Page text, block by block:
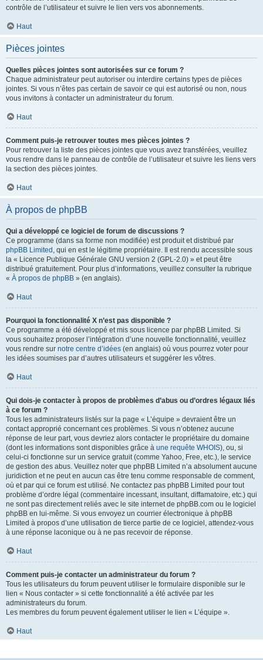
contrôle de l’utilisateur et suivre le lien vers vos abonnements.
Haut
Pièces jointes
Quelles pièces jointes sont autorisées sur ce forum ?
Chaque administrateur peut autoriser ou interdire certains types de pièces
jointes. Si vous n’êtes pas certain de savoir ce qui est autorisé ou non, nous
vous invitons à contacter un administrateur du forum.
Haut
Comment puis-je retrouver toutes mes pièces jointes ?
Pour retrouver la liste des pièces jointes que vous avez transférées, veuillez
vous rendre dans le panneau de contrôle de l’utilisateur et suivre les liens vers
la section des pièces jointes.
Haut
À propos de phpBB
Qui a développé ce logiciel de forum de discussions ?
Ce programme (dans sa forme non modifiée) est produit et distribué par
phpBB Limited , qui en est le légitime propriétaire. Il est rendu accessible sous
la « Licence Publique Générale GNU version 2 (GPL-2.0) » et peut être
distribué gratuitement. Pour plus d’informations, veuillez consulter la rubrique
« À propos de phpBB » (en anglais).
Haut
Pourquoi la fonctionnalité X n’est pas disponible ?
Ce programme a été développé et mis sous licence par phpBB Limited. Si
vous souhaitez proposer l’intégration d’une nouvelle fonctionnalité, veuillez
vous rendre sur notre centre d’idées (en anglais) où vous pourrez voter pour
les idées soumises par d’autres utilisateurs et suggérer les vôtres.
Haut
Qui dois-je contacter à propos de problèmes d’abus ou d’ordres légaux liés
à ce forum ?
Tous les administrateurs listés sur la page « L’équipe » devraient être un
contact approprié concernant ces problèmes. Si vous n’obtenez aucune
réponse de leur part, vous devriez alors contacter le propriétaire du domaine
(dont les informations sont disponibles grâce à une requête WHOIS), ou, si
celui-ci fonctionne sur un service gratuit (comme Yahoo, Free, etc.), le service
de gestion des abus. Veuillez noter que phpBB Limited n’a absolument aucune
juridiction et ne peut en aucun cas être tenu comme responsable de comment,
où et par qui ce forum est utilisé. Ne contactez pas phpBB Limited pour tout
problème d’ordre légal (commentaire incessant, insultant, diffamatoire, etc.) qui
ne sont pas directement reliés avec le site internet de phpBB.com ou le logiciel
phpBB en lui-même. Si vous envoyez un courrier électronique à phpBB
Limited à propos d’une utilisation de tierce partie de ce logiciel, attendez-vous
à une réponse laconique ou à ne pas recevoir de réponse.
Haut
Comment puis-je contacter un administrateur du forum ?
Tous les utilisateurs du forum peuvent utiliser le formulaire disponible sur le
lien « Nous contacter » si cette fonctionnalité a été activée par les
administrateurs du forum.
Les membres du forum peuvent également utiliser le lien « L’équipe ».
Haut